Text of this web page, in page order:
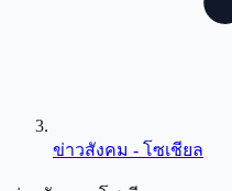
ข่าวสังคม - โซเชียล